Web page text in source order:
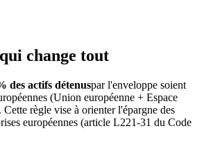
change tout
des actifs détenuspar l'enveloppe soient
(Union européenne + Espace
règle vise à orienter l'épargne des
européennes (article L221-31 du Code